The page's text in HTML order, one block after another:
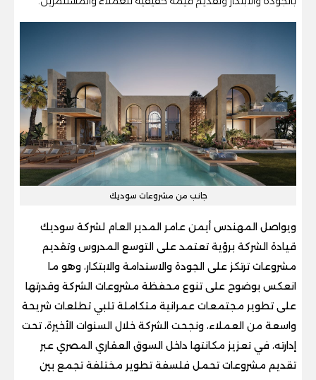
جانب من مشروعات سوديك
ويواصل المهندس أيمن عامر المدير العام لشركة سوديك
قيادة الشركة برؤية تعتمد على التوسع المدروس وتقديم
مشروعات ترتكز على الجودة والاستدامة والابتكار، وهو ما
انعكس بوضوح على تنوع محفظة مشروعات الشركة وقدرتها
على تطوير مجتمعات عمرانية متكاملة تلبي تطلعات شريحة
واسعة من العملاء، ونجحت الشركة خلال السنوات الأخيرة، تحت
إدارته، في تعزيز مكانتها داخل السوق العقاري المصري عبر
تقديم مشروعات تحمل فلسفة تطوير مختلفة تجمع بين